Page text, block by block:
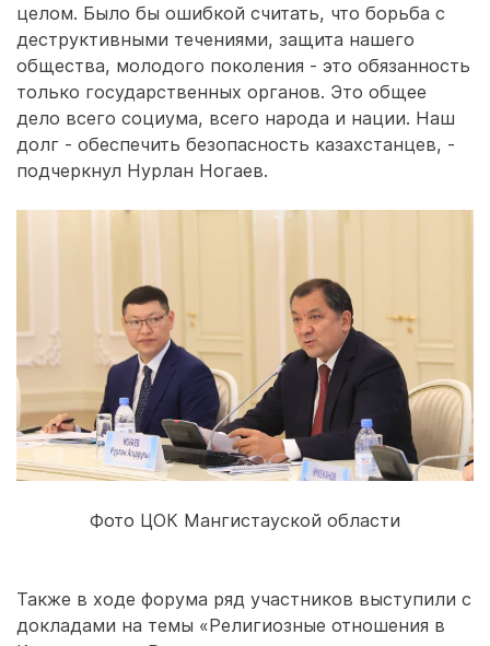
целом. Было бы ошибкой считать, что борьба с
деструктивными течениями, защита нашего
общества, молодого поколения - это обязанность
только государственных органов. Это общее
дело всего социума, всего народа и нации. Наш
долг - обеспечить безопасность казахстанцев, -
подчеркнул Нурлан Ногаев.
Фото ЦОК Мангистауской области
Также в ходе форума ряд участников выступили с
докладами на темы «Религиозные отношения в